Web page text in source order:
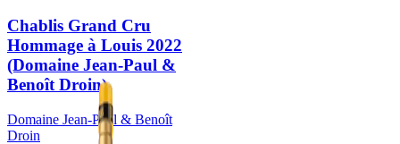
Chablis Grand Cru
Hommage à Louis 2022
(Domaine Jean-Paul &
Benoît Droin)
Domaine Jean-Paul & Benoît
Droin